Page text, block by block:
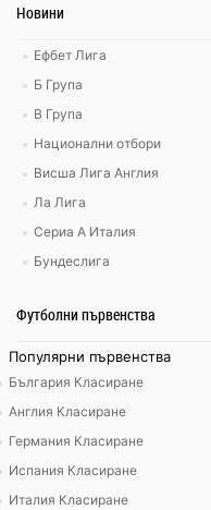
Новини
Ефбет Лига
Б Група
В Група
Национални отбори
Висша Лига Англия
Ла Лига
Сериа А Италия
Бундеслига
Футболни първенства
Популярни първенства
България Класиране
Англия Класиране
Германия Класиране
Испания Класиране
Италия Класиране